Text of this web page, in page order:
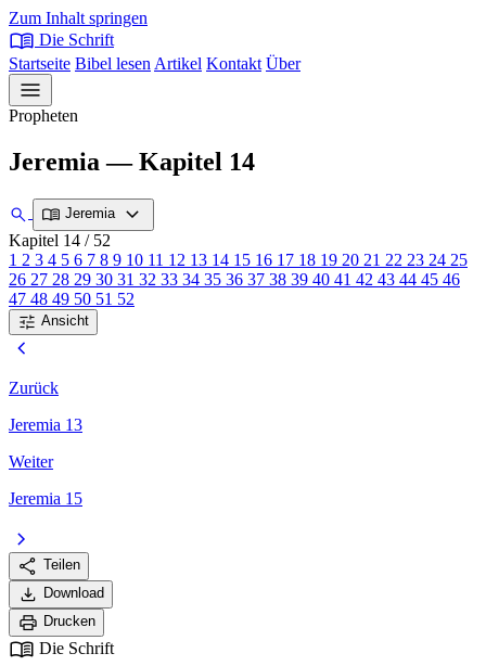
Zum Inhalt springen
menu_book Die Schrift
Startseite Bibel lesen Artikel Kontakt Über
menu
Propheten
Jeremia — Kapitel 14
search menu_book Jeremia expand_more
Kapitel 14 / 52
1 2 3 4 5 6 7 8 9 10 11 12 13 14 15 16 17 18 19 20 21 22 23 24 25
26 27 28 29 30 31 32 33 34 35 36 37 38 39 40 41 42 43 44 45 46
47 48 49 50 51 52
tune Ansicht
chevron_left
Zurück
Jeremia 13
Weiter
Jeremia 15
chevron_right
share Teilen
download Download
print Drucken
menu_book Die Schrift